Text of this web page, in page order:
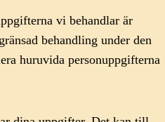
vi behandlar är
behandling under den
huruvida personuppgifterna